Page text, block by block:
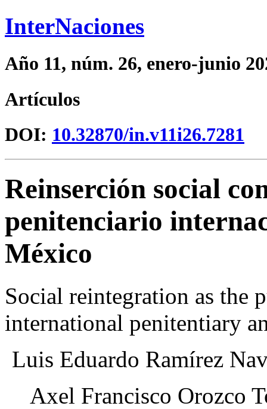
InterNaciones
Año 11, núm. 26, enero-junio
Artículos
DOI: 10.32870/in.v11i26.7281
Reinserción social
penitenciario
México
Social reintegration as the
international penitentiary
Luis Eduardo Ramírez
Axel Francisco Orozco